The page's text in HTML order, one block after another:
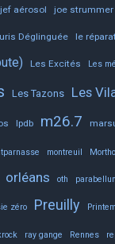
jef aérosol joe strummer
Déglinguée le
Les Excités Les
Les Tazons Les
lpdb m26.7
montreuil
orléans oth
zéro Preuilly
ray gange Rennes